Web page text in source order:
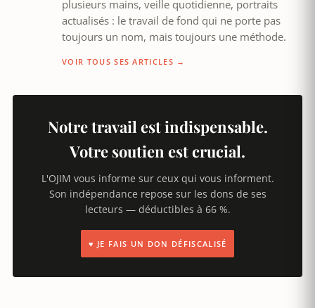
plusieurs mains, veille quotidienne, portraits
actualisés : le travail de fond qui ne porte pas
toujours un nom, mais toujours une méthode.
VOIR TOUS SES ARTICLES →
Notre travail est indispensable.
Votre soutien est crucial.
L'OJIM vous informe sur ceux qui vous informent.
Son indépendance repose sur les dons de ses
lecteurs — déductibles à 66 %.
♥ JE FAIS UN DON DÉFISCALISÉ